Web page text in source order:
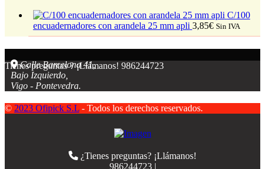
C/100
encuadernadores con arandela 25 mm apli 3,85€ Sin IVA
Tienes preguntas ? ¡Llámanos! 986244723
Calle Barcelona 41,
Bajo Izquierdo,
Vigo - Pontevedra.
© 2023 Ofipick S.L - Todos los derechos reservados.
¿Tienes preguntas? ¡Llámanos!
986244723 |